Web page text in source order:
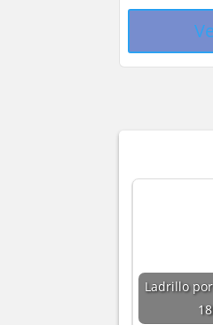
Ladrillo
18